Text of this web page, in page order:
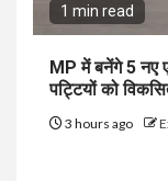
1 min read
MP में बनेंगे 5 नए
पट्टियों को
3 hours ago